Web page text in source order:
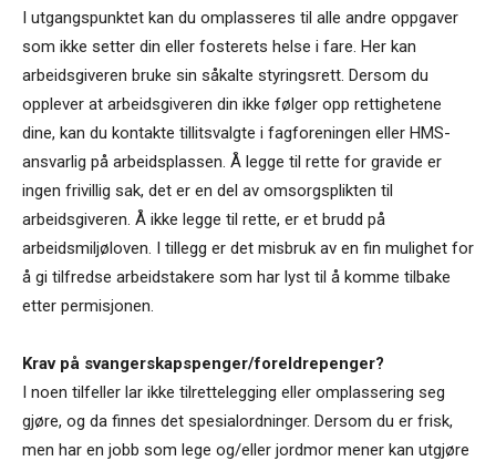
I utgangspunktet kan du omplasseres til alle andre oppgaver
som ikke setter din eller fosterets helse i fare. Her kan
arbeidsgiveren bruke sin såkalte styringsrett. Dersom du
opplever at arbeidsgiveren din ikke følger opp rettighetene
dine, kan du kontakte tillitsvalgte i fagforeningen eller HMS-
ansvarlig på arbeidsplassen. Å legge til rette for gravide er
ingen frivillig sak, det er en del av omsorgsplikten til
arbeidsgiveren. Å ikke legge til rette, er et brudd på
arbeidsmiljøloven. I tillegg er det misbruk av en fin mulighet for
å gi tilfredse arbeidstakere som har lyst til å komme tilbake
etter permisjonen.
Krav på svangerskapspenger/foreldrepenger?
I noen tilfeller lar ikke tilrettelegging eller omplassering seg
gjøre, og da finnes det spesialordninger. Dersom du er frisk,
men har en jobb som lege og/eller jordmor mener kan utgjøre